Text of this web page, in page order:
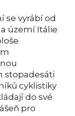
se vyrábí od
území Itálie
stopadesáti
cyklistiky
do své
pro